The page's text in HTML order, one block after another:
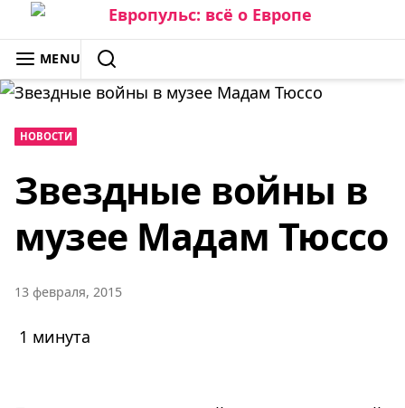
Skip
to
content
ЕВРОПУЛЬС: ВСЁ О ЕВРОПЕ
MENU
SEARCH
НОВОСТИ
Звездные войны в
музее Мадам Тюссо
13 февраля, 2015
1 минута